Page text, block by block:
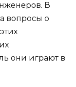
В
вопросы о
они играют в